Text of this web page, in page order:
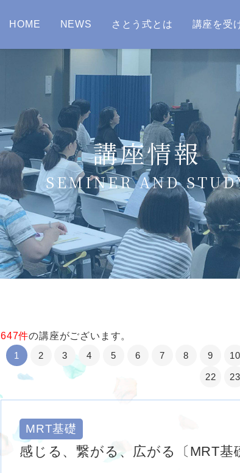
HOME NEWS さとう式とは 講座を受
講座情報
SEMINER AND
647件の講座がございます。
1
2 3 4 5 6 7 8 9 10
22 23
MRT基礎
感じる、繋がる、広がる〔MRT基